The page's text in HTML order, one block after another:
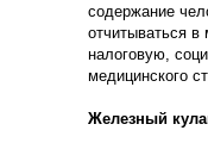
содержание
отчитываться в
налоговую,
медицинского
Железный